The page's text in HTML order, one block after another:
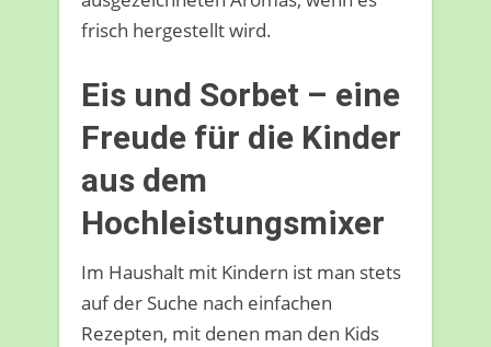
frisch hergestellt wird.
Eis und Sorbet – eine
Freude für die Kinder
aus dem
Hochleistungsmixer
Im Haushalt mit Kindern ist man stets
auf der Suche nach einfachen
Rezepten, mit denen man den Kids